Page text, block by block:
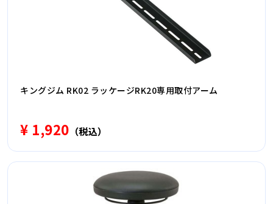
キングジム RK02 ラッケージRK20専用取付アーム
¥ 1,920 （税込）